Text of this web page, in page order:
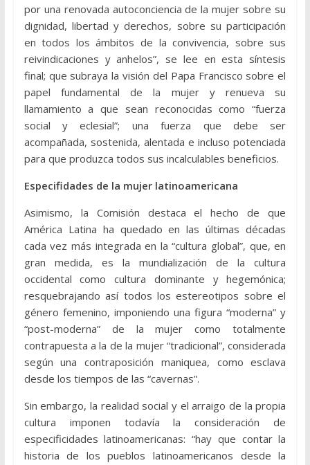
por una renovada autoconciencia de la mujer sobre su
dignidad, libertad y derechos, sobre su participación
en todos los ámbitos de la convivencia, sobre sus
reivindicaciones y anhelos”, se lee en esta síntesis
final; que subraya la visión del Papa Francisco sobre el
papel fundamental de la mujer y renueva su
llamamiento a que sean reconocidas como “fuerza
social y eclesial”; una fuerza que debe ser
acompañada, sostenida, alentada e incluso potenciada
para que produzca todos sus incalculables beneficios.
Especifidades de la mujer latinoamericana
Asimismo, la Comisión destaca el hecho de que
América Latina ha quedado en las últimas décadas
cada vez más integrada en la “cultura global”, que, en
gran medida, es la mundialización de la cultura
occidental como cultura dominante y hegemónica;
resquebrajando así todos los estereotipos sobre el
género femenino, imponiendo una figura “moderna” y
“post-moderna” de la mujer como totalmente
contrapuesta a la de la mujer “tradicional”, considerada
según una contraposición maniquea, como esclava
desde los tiempos de las “cavernas”.
Sin embargo, la realidad social y el arraigo de la propia
cultura imponen todavía la consideración de
especificidades latinoamericanas: “hay que contar la
historia de los pueblos latinoamericanos desde la